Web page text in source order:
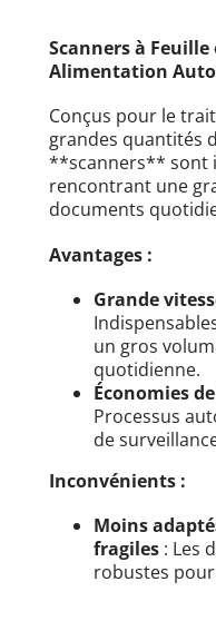
Scanners à Feuille
Alimentation
Conçus pour le
grandes quantités
**scanners** sont
rencontrant une
documents
Avantages :
Grande
un gros
quotidienne.
Économies
Processus
de
Inconvénients :
Moins
fragiles : Les
robustes